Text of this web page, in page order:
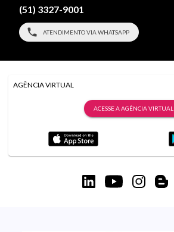
(51) 3327-9001
ATENDIMENTO VIA WHATSAPP
AGÊNCIA VIRTUAL
ACESSE A AGÊNCIA VIRTUAL